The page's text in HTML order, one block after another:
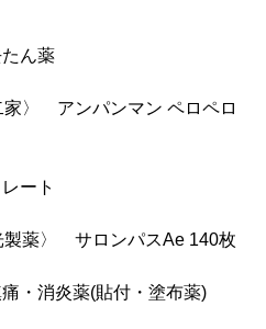
ん薬
〉 アンパンマン ペロペロ
ート
薬〉 サロンパスAe 140枚
炎薬(貼付・塗布薬)